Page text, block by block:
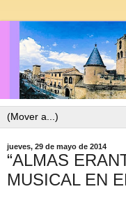
jueves, 29 de mayo de 2014
“ALMAS
MUSICAL EN